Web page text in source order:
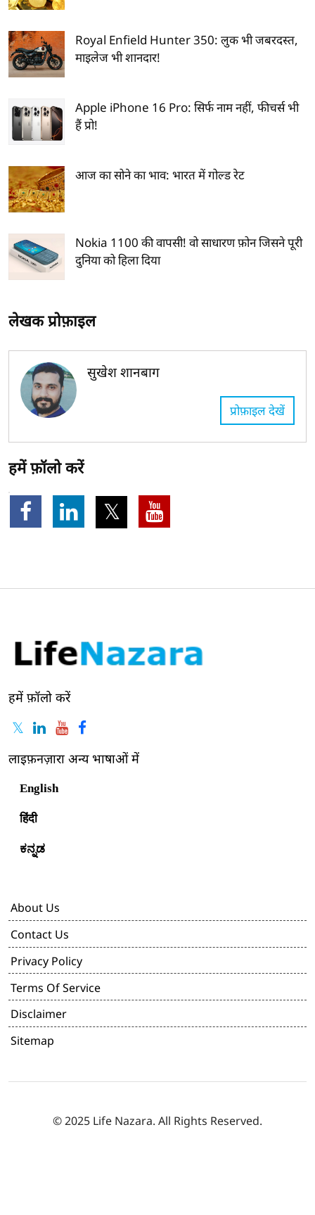
Royal Enfield Hunter 350: लुक भी जबरदस्त,
माइलेज भी शानदार!
Apple iPhone 16 Pro: सिर्फ नाम नहीं, फीचर्स भी
हैं प्रो!
आज का सोने का भाव: भारत में गोल्ड रेट
Nokia 1100 की वापसी! वो साधारण फ़ोन जिसने पूरी
दुनिया को हिला दिया
लेखक प्रोफ़ाइल
सुखेश शानबाग
प्रोफ़ाइल देखें
हमें फ़ॉलो करें
हमें फ़ॉलो करें
लाइफ़नज़ारा अन्य भाषाओं में
English
हिंदी
ಕನ್ನಡ
About Us
Contact Us
Privacy Policy
Terms Of Service
Disclaimer
Sitemap
© 2025 Life Nazara. All Rights Reserved.